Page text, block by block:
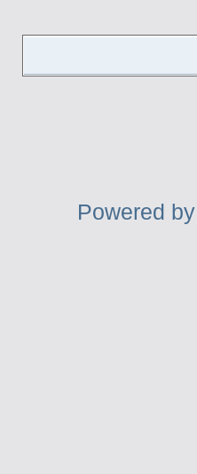
Powered